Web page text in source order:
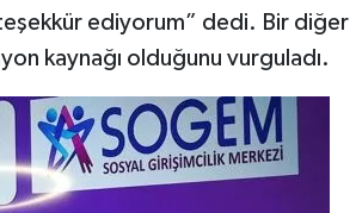
ediyorum” dedi. Bir diğer
kaynağı olduğunu vurguladı.